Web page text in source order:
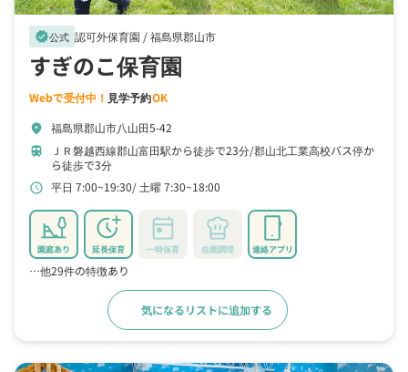
verified公式 認可外保育園 /福島県郡山市
すぎのこ保育園
Webで受付中！ 見学予約OK
location_on 福島県郡山市八山田5-42
train ＪＲ磐越西線郡山富田駅から徒歩で23分 郡山北工業高校バス停か
ら徒歩で3分
schedule 平日 7:00~19:30 土曜 7:30~18:00
園庭あり 延長保育 一時保育 自園調理 連絡アプリ
…他29件の特徴あり
気になるリストに追加する